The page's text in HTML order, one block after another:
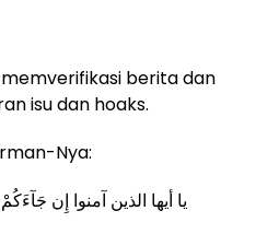
berita dan
isu dan hoaks.
Nya:
يا أيها الذين آمنوا إِن